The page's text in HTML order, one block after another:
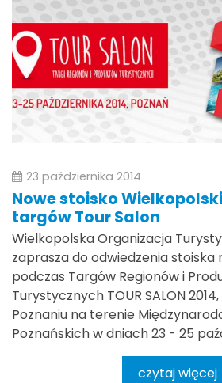
23 października 2014
Nowe stoisko
targów Tour Salon
Wielkopolska Organizacja
zaprasza do odwiedzenia stoiska
podczas Targów Regionów i
Turystycznych TOUR SALON
Poznaniu na terenie
Poznańskich w dniach 23 - 25
czytaj więcej